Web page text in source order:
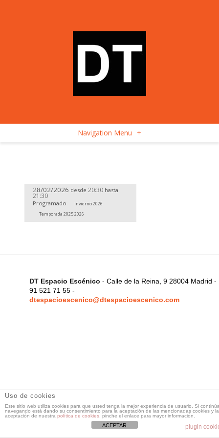
Navigation Menu +
28/02/2026 desde 20:30 hasta
21:30
Programado
Invierno 2026
Temporada 2025 2026
DT Espacio Escénico - Calle de la Reina, 9 28004 Madrid -
91 521 71 55 -
dtespacioescenico@dtespacioescenico.com
Uso de cookies
Este sitio web utiliza cookies para que usted tenga la mejor experiencia de usuario. Si
navegando está dando su consentimiento para la aceptación de las mencionadas cookies y la
aceptación de nuestra política de cookies , pinche el enlace para mayor información.
plugin
ACEPTAR